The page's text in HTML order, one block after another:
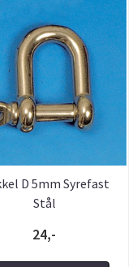
D 5mm Syrefast
Stål
24,-